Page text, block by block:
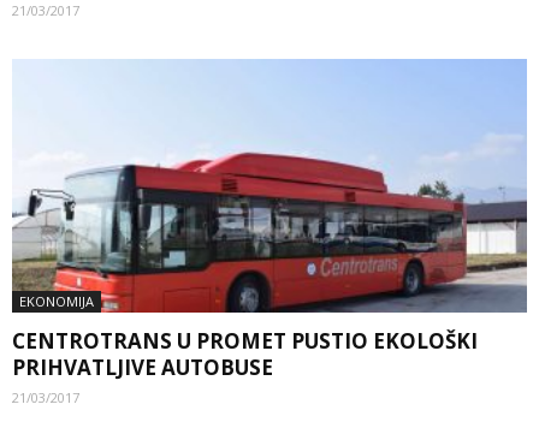
21/03/2017
EKONOMIJA
CENTROTRANS U PROMET PUSTIO EKOLOŠKI
PRIHVATLJIVE AUTOBUSE
21/03/2017